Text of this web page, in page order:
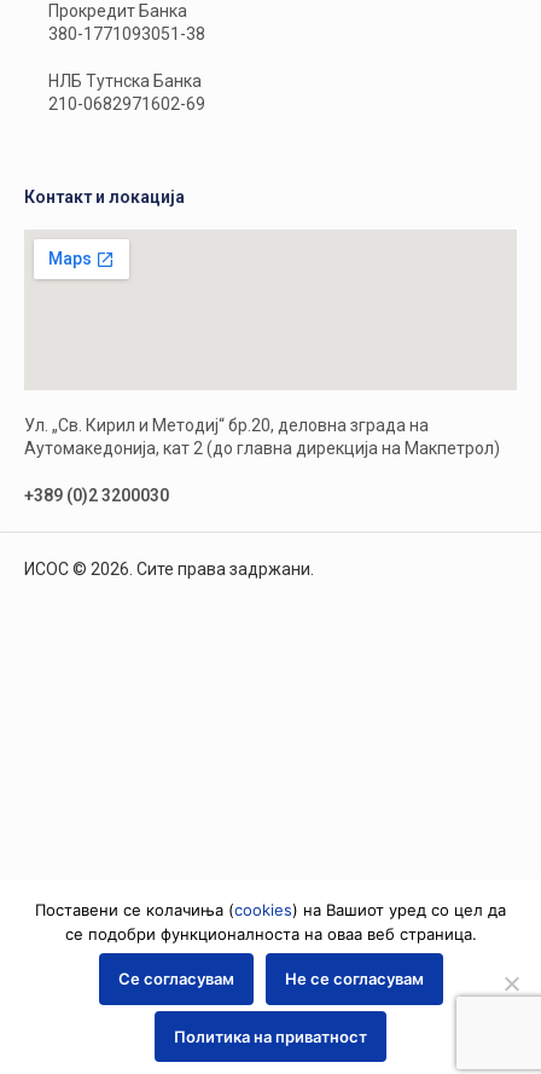
Прокредит Банка
380-1771093051-38
НЛБ Тутнска Банка
210-0682971602-69
Контакт и локација
Ул. „Св. Кирил и Методиј“ бр.20, деловна зграда на
Аутомакедонија, кат 2 (до главна дирекција на Макпетрол)
+389 (0)2 3200030
ИСОС © 2026. Сите права задржани.
Поставени се колачиња (cookies) на Вашиот уред со цел да
се подобри функционалноста на оваа веб страница.
Се согласувам Не се согласувам
Политика на приватност